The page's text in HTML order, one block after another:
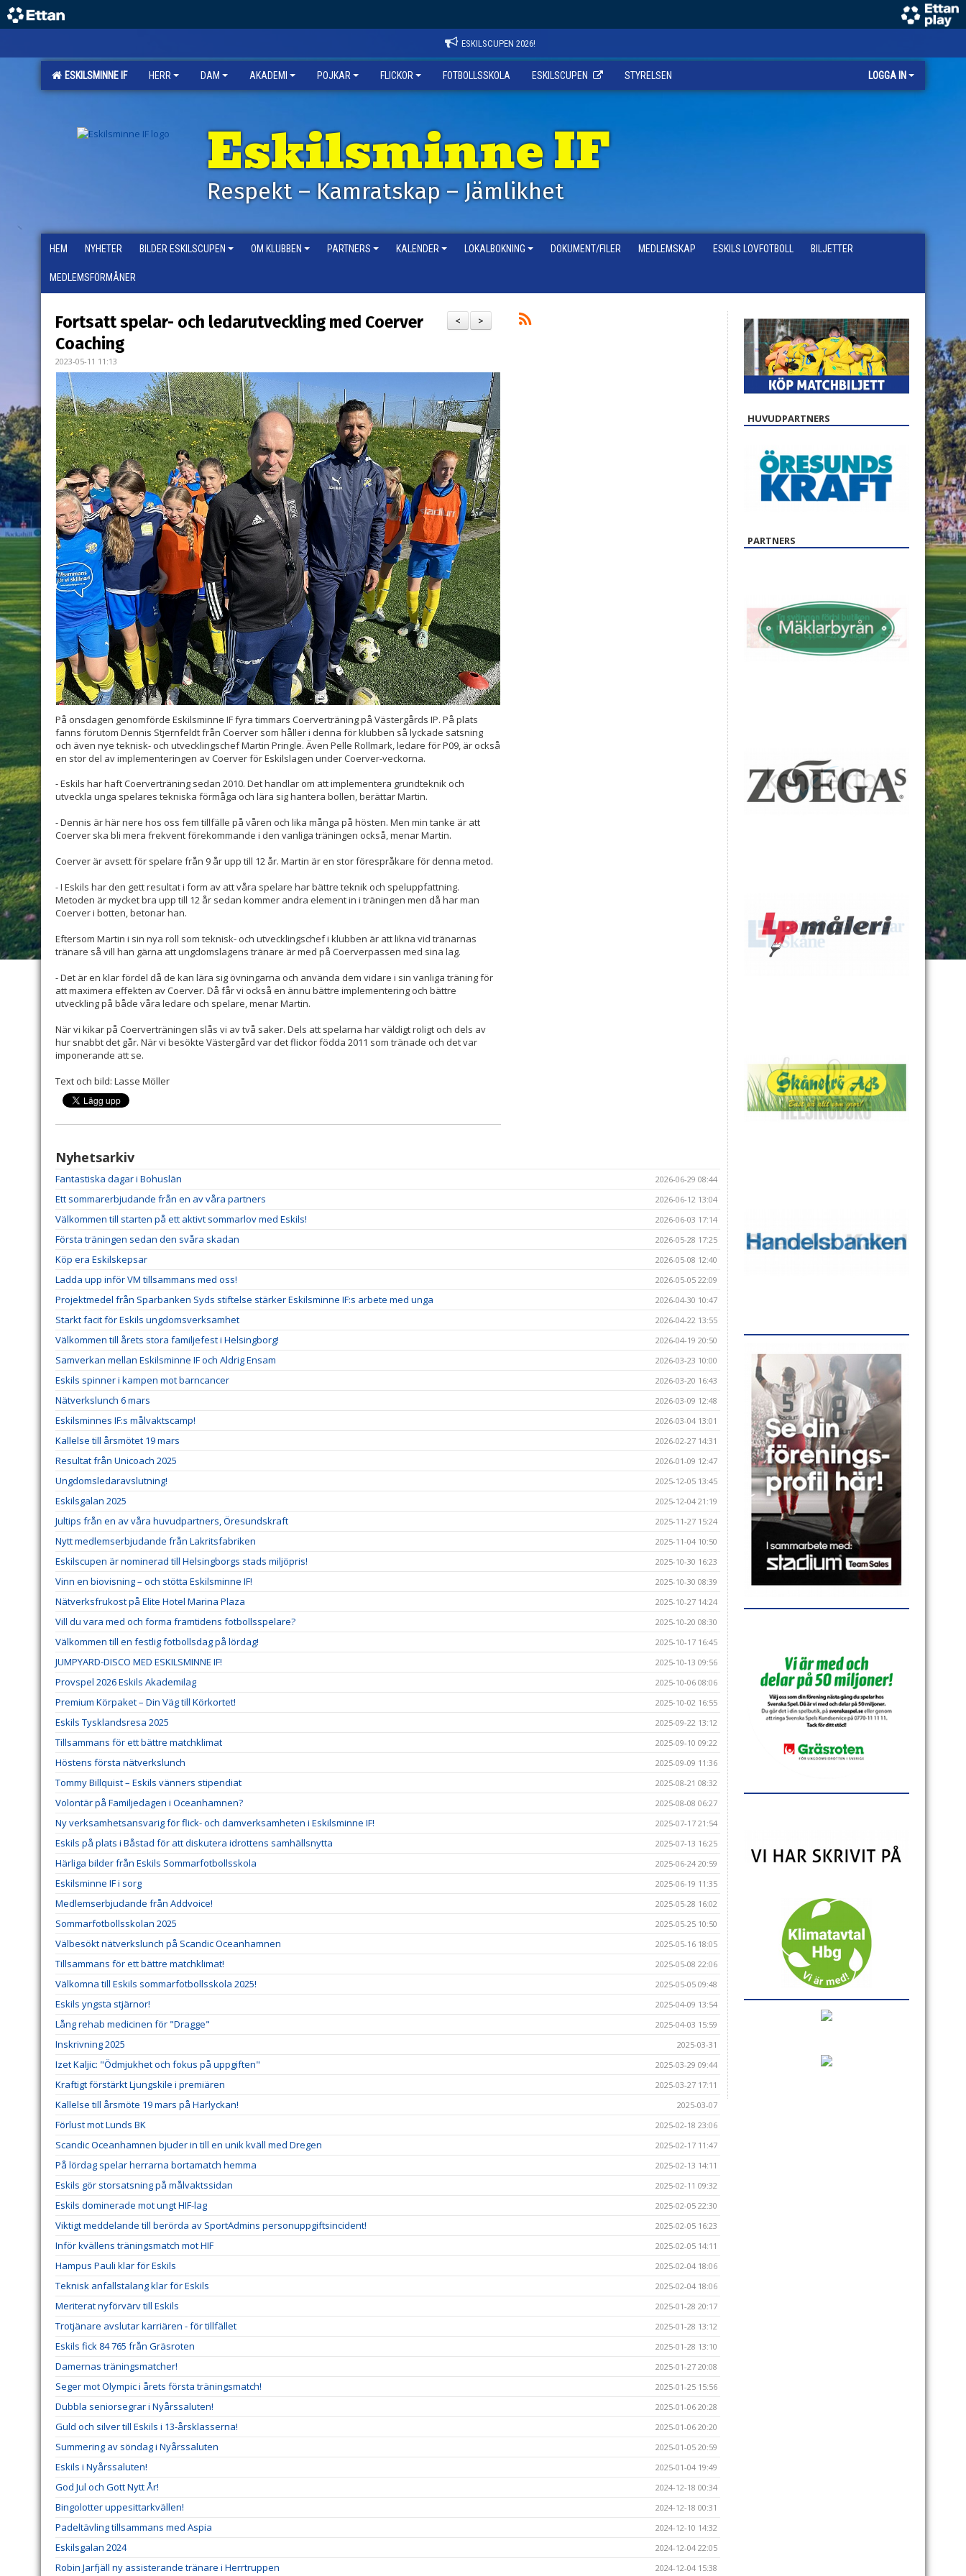
ESKILSCUPEN 2026!
ESKILSMINNE IF HERR DAM AKADEMI POJKAR FLICKOR FOTBOLLSSKOLA ESKILSCUPEN STYRELSEN LOGGA IN
Eskilsminne IF
Respekt – Kamratskap – Jämlikhet
HEM NYHETER BILDER ESKILSCUPEN OM KLUBBEN PARTNERS KALENDER LOKALBOKNING DOKUMENT/FILER MEDLEMSKAP ESKILS LOVFOTBOLL BILJETTER
MEDLEMSFÖRMÅNER
>
<
Fortsatt spelar- och ledarutveckling med Coerver
Coaching
2023-05-11 11:13
På onsdagen genomförde Eskilsminne IF fyra timmars Coerverträning på Västergårds IP. På plats
fanns förutom Dennis Stjernfeldt från Coerver som håller i denna för klubben så lyckade satsning
och även nye teknisk- och utvecklingschef Martin Pringle. Även Pelle Rollmark, ledare för P09, är också
en stor del av implementeringen av Coerver för Eskilslagen under Coerver-veckorna.
- Eskils har haft Coerverträning sedan 2010. Det handlar om att implementera grundteknik och
utveckla unga spelares tekniska förmåga och lära sig hantera bollen, berättar Martin.
- Dennis är här nere hos oss fem tillfälle på våren och lika många på hösten. Men min tanke är att
Coerver ska bli mera frekvent förekommande i den vanliga träningen också, menar Martin.
Coerver är avsett för spelare från 9 år upp till 12 år. Martin är en stor förespråkare för denna metod.
- I Eskils har den gett resultat i form av att våra spelare har bättre teknik och speluppfattning.
Metoden är mycket bra upp till 12 år sedan kommer andra element in i träningen men då har man
Coerver i botten, betonar han.
Eftersom Martin i sin nya roll som teknisk- och utvecklingschef i klubben är att likna vid tränarnas
tränare så vill han gärna att ungdomslagens tränare är med på Coerverpassen med sina lag.
- Det är en klar fördel då de kan lära sig övningarna och använda dem vidare i sin vanliga träning för
att maximera effekten av Coerver. Då får vi också en ännu bättre implementering och bättre
utveckling på både våra ledare och spelare, menar Martin.
När vi kikar på Coerverträningen slås vi av två saker. Dels att spelarna har väldigt roligt och dels av
hur snabbt det går. När vi besökte Västergård var det flickor födda 2011 som tränade och det var
imponerande att se.
Text och bild: Lasse Möller
Nyhetsarkiv
Fantastiska dagar i Bohuslän 2026-06-29 08:44
Ett sommarerbjudande från en av våra partners 2026-06-12 13:04
Välkommen till starten på ett aktivt sommarlov med Eskils! 2026-06-03 17:14
Första träningen sedan den svåra skadan 2026-05-28 17:25
Köp era Eskilskepsar 2026-05-08 12:40
Ladda upp inför VM tillsammans med oss! 2026-05-05 22:09
Projektmedel från Sparbanken Syds stiftelse stärker Eskilsminne IF:s arbete med unga 2026-04-30 10:47
Starkt facit för Eskils ungdomsverksamhet 2026-04-22 13:55
Välkommen till årets stora familjefest i Helsingborg! 2026-04-19 20:50
Samverkan mellan Eskilsminne IF och Aldrig Ensam 2026-03-23 10:00
Eskils spinner i kampen mot barncancer 2026-03-20 16:43
Nätverkslunch 6 mars 2026-03-09 12:48
Eskilsminnes IF:s målvaktscamp! 2026-03-04 13:01
Kallelse till årsmötet 19 mars 2026-02-27 14:31
Resultat från Unicoach 2025 2026-01-09 12:47
Ungdomsledaravslutning! 2025-12-05 13:45
Eskilsgalan 2025 2025-12-04 21:19
Jultips från en av våra huvudpartners, Öresundskraft 2025-11-27 15:24
Nytt medlemserbjudande från Lakritsfabriken 2025-11-04 10:50
Eskilscupen är nominerad till Helsingborgs stads miljöpris! 2025-10-30 16:23
Vinn en biovisning – och stötta Eskilsminne IF! 2025-10-30 08:39
Nätverksfrukost på Elite Hotel Marina Plaza 2025-10-27 14:24
Vill du vara med och forma framtidens fotbollsspelare? 2025-10-20 08:30
Välkommen till en festlig fotbollsdag på lördag! 2025-10-17 16:45
JUMPYARD-DISCO MED ESKILSMINNE IF! 2025-10-13 09:56
Provspel 2026 Eskils Akademilag 2025-10-06 08:06
Premium Körpaket – Din Väg till Körkortet! 2025-10-02 16:55
Eskils Tysklandsresa 2025 2025-09-22 13:12
Tillsammans för ett bättre matchklimat 2025-09-10 09:22
Höstens första nätverkslunch 2025-09-09 11:36
Tommy Billquist – Eskils vänners stipendiat 2025-08-21 08:32
Volontär på Familjedagen i Oceanhamnen? 2025-08-08 06:27
Ny verksamhetsansvarig för flick- och damverksamheten i Eskilsminne IF! 2025-07-17 21:54
Eskils på plats i Båstad för att diskutera idrottens samhällsnytta 2025-07-13 16:25
Härliga bilder från Eskils Sommarfotbollsskola 2025-06-24 20:59
Eskilsminne IF i sorg 2025-06-19 11:35
Medlemserbjudande från Addvoice! 2025-05-28 16:02
Sommarfotbollsskolan 2025 2025-05-25 10:50
Välbesökt nätverkslunch på Scandic Oceanhamnen 2025-05-16 18:05
Tillsammans för ett bättre matchklimat! 2025-05-08 22:06
Välkomna till Eskils sommarfotbollsskola 2025! 2025-05-05 09:48
Eskils yngsta stjärnor! 2025-04-09 13:54
Lång rehab medicinen för "Dragge" 2025-04-03 15:59
Inskrivning 2025 2025-03-31
Izet Kaljic: "Ödmjukhet och fokus på uppgiften" 2025-03-29 09:44
Kraftigt förstärkt Ljungskile i premiären 2025-03-27 17:11
Kallelse till årsmöte 19 mars på Harlyckan! 2025-03-07
Förlust mot Lunds BK 2025-02-18 23:06
Scandic Oceanhamnen bjuder in till en unik kväll med Dregen 2025-02-17 11:47
På lördag spelar herrarna bortamatch hemma 2025-02-13 14:11
Eskils gör storsatsning på målvaktssidan 2025-02-11 09:32
Eskils dominerade mot ungt HIF-lag 2025-02-05 22:30
Viktigt meddelande till berörda av SportAdmins personuppgiftsincident! 2025-02-05 16:23
Inför kvällens träningsmatch mot HIF 2025-02-05 14:11
Hampus Pauli klar för Eskils 2025-02-04 18:06
Teknisk anfallstalang klar för Eskils 2025-02-04 18:06
Meriterat nyförvärv till Eskils 2025-01-28 20:17
Trotjänare avslutar karriären - för tillfället 2025-01-28 13:12
Eskils fick 84 765 från Gräsroten 2025-01-28 13:10
Damernas träningsmatcher! 2025-01-27 20:08
Seger mot Olympic i årets första träningsmatch! 2025-01-25 15:56
Dubbla seniorsegrar i Nyårssaluten! 2025-01-06 20:28
Guld och silver till Eskils i 13-årsklasserna! 2025-01-06 20:20
Summering av söndag i Nyårssaluten 2025-01-05 20:59
Eskils i Nyårssaluten! 2025-01-04 19:49
God Jul och Gott Nytt År! 2024-12-18 00:34
Bingolotter uppesittarkvällen! 2024-12-18 00:31
Padeltävling tillsammans med Aspia 2024-12-10 14:32
Eskilsgalan 2024 2024-12-04 22:05
Robin Jarfjäll ny assisterande tränare i Herrtruppen 2024-12-04 15:38
HUVUDPARTNERS
PARTNERS